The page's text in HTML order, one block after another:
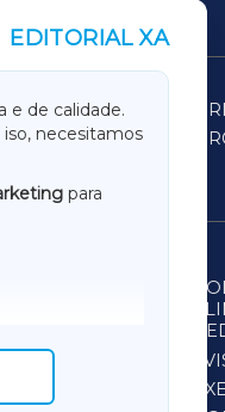
EDITORIAL XA
e de calidade.
necesitamos
para